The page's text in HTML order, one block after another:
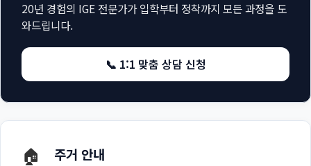
20년 경험의 IGE 전문가가 입학부터 정착까지 모든 과정을 도
와드립니다.
📞 1:1 맞춤 상담 신청
🏠 주거 안내